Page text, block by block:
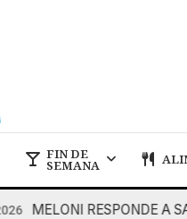
FIN DE
SEMANA
MELONI RESPONDE A